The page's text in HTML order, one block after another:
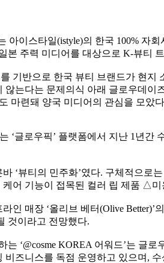
아이스타일(istyle)의 한국 100% 자
본 주력 미디어를 대상으로 K-뷰티
기반으로 한국 뷰티 브랜드가 현
는다는 문제의식 아래 글로우데이
마련돼 양국 미디어의 관심을 모았
는 ‘글로우픽’ 플랫폼에서 지난 1년간
‘뷰티의 민주화’였다. 구체적으
어 기능이 접목된 컬러 립 제품 △
인 매장 ‘올리브 베터(Olive
것이라고 전망했다.
‘@cosme KOREA 어워드’는 글
즈니스를 독점 운영하고 있으며,